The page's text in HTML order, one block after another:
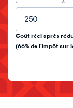
Montant libre
Coût réel après
(66% de l'impôt sur